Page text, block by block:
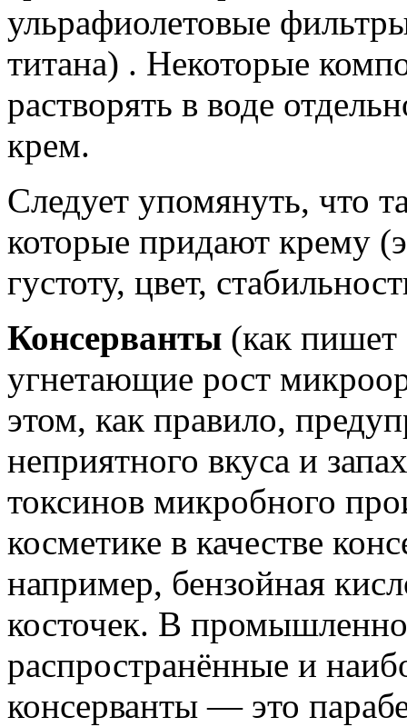
ульрафиолетовые
титана) . Некоторые
растворять в воде
крем.
Следует упомянуть, что
которые придают крему
густоту, цвет,
Консерванты (как
угнетающие рост
этом, как правило,
неприятного вкуса и
токсинов микробного
косметике в качестве
например, бензойная
косточек. В
распространённые и
консерванты — это